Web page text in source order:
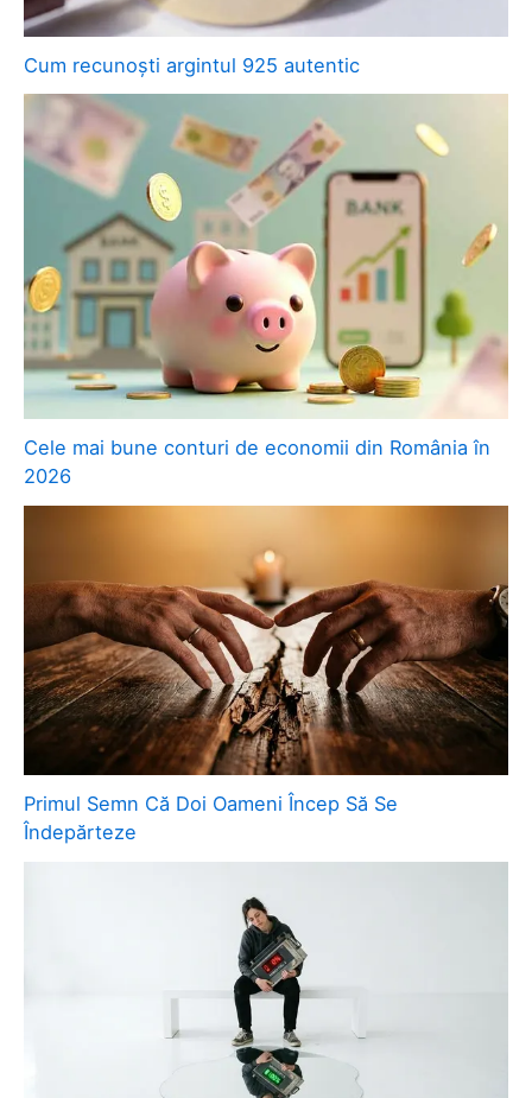
Cum recunoști argintul 925 autentic
Cele mai bune conturi de economii din România în
2026
Primul Semn Că Doi Oameni Încep Să Se
Îndepărteze